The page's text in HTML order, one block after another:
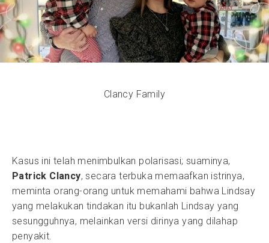
Clancy Family
Kasus ini telah menimbulkan polarisasi; suaminya,
Patrick Clancy, secara terbuka memaafkan istrinya,
meminta orang-orang untuk memahami bahwa Lindsay
yang melakukan tindakan itu bukanlah Lindsay yang
sesungguhnya, melainkan versi dirinya yang dilahap
penyakit.